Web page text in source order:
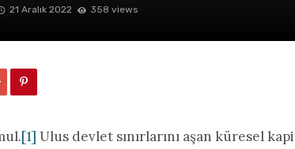
21 Aralık 2022 358 views
[1] Ulus devlet sınırlarını aşan küresel